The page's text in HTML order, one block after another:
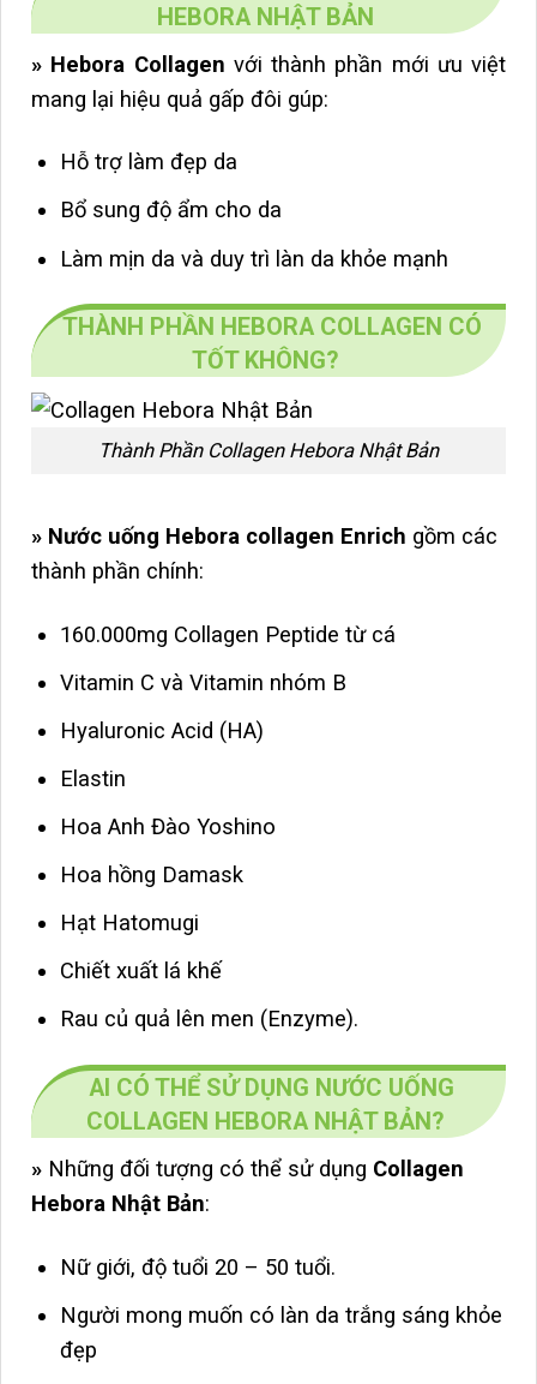
HEBORA NHẬT BẢN
» Hebora Collagen với thành phần mới ưu việt
mang lại hiệu quả gấp đôi gúp:
Hỗ trợ làm đẹp da
Bổ sung độ ẩm cho da
Làm mịn da và duy trì làn da khỏe mạnh
THÀNH PHẦN HEBORA COLLAGEN CÓ
TỐT KHÔNG?
Thành Phần Collagen Hebora Nhật Bản
» Nước uống Hebora collagen Enrich gồm các
thành phần chính:
160.000mg Collagen Peptide từ cá
Vitamin C và Vitamin nhóm B
Hyaluronic Acid (HA)
Elastin
Hoa Anh Đào Yoshino
Hoa hồng Damask
Hạt Hatomugi
Chiết xuất lá khế
Rau củ quả lên men (Enzyme).
AI CÓ THỂ SỬ DỤNG NƯỚC UỐNG
COLLAGEN HEBORA NHẬT BẢN?
» Những đối tượng có thể sử dụng Collagen
Hebora Nhật Bản:
Nữ giới, độ tuổi 20 – 50 tuổi.
Người mong muốn có làn da trắng sáng khỏe
đẹp